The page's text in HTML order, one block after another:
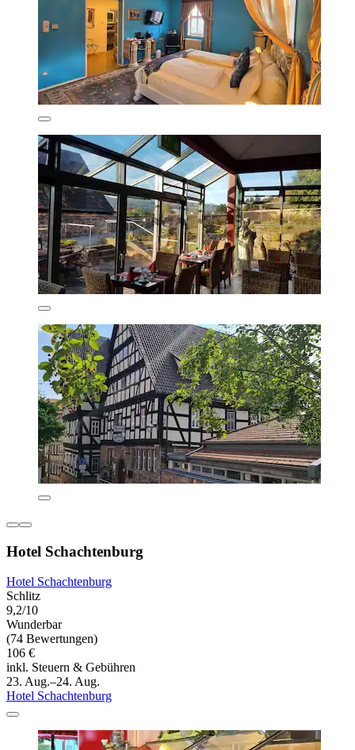
Hotel Schachtenburg
Hotel Schachtenburg
Schlitz
9,2/10
Wunderbar
(74 Bewertungen)
106 €
inkl. Steuern & Gebühren
23. Aug.–24. Aug.
Hotel Schachtenburg